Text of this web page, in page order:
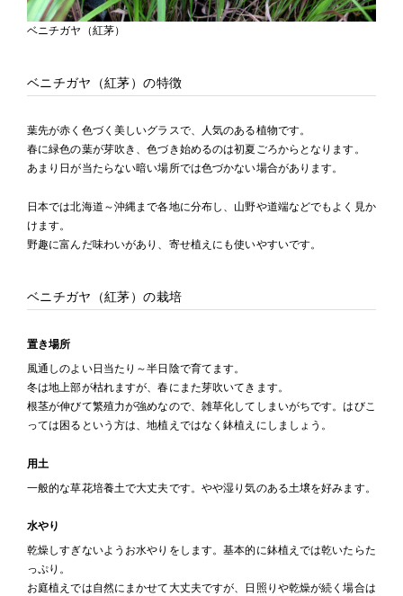
ベニチガヤ（紅茅）
ベニチガヤ（紅茅）の特徴
葉先が赤く色づく美しいグラスで、人気のある植物です。
春に緑色の葉が芽吹き、色づき始めるのは初夏ごろからとなります。
あまり日が当たらない暗い場所では色づかない場合があります。
日本では北海道～沖縄まで各地に分布し、山野や道端などでもよく見か
けます。
野趣に富んだ味わいがあり、寄せ植えにも使いやすいです。
ベニチガヤ（紅茅）の栽培
置き場所
風通しのよい日当たり～半日陰で育てます。
冬は地上部が枯れますが、春にまた芽吹いてきます。
根茎が伸びて繁殖力が強めなので、雑草化してしまいがちです。はびこ
っては困るという方は、地植えではなく鉢植えにしましょう。
用土
一般的な草花培養土で大丈夫です。やや湿り気のある土壌を好みます。
水やり
乾燥しすぎないようお水やりをします。基本的に鉢植えでは乾いたらた
っぷり。
お庭植えでは自然にまかせて大丈夫ですが、日照りや乾燥が続く場合は